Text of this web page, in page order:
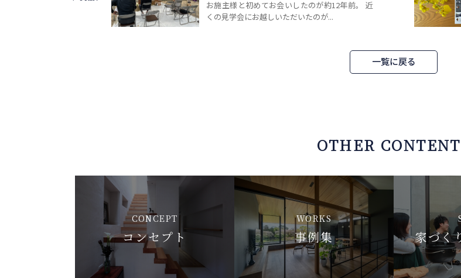
お施主様と初めてお会いしたのが約12年前。 近
くの見学会にお越しいただいたのが...
一覧に戻る
OTHER
CONCEPT
コンセプト
WORKS
事例集 家づく